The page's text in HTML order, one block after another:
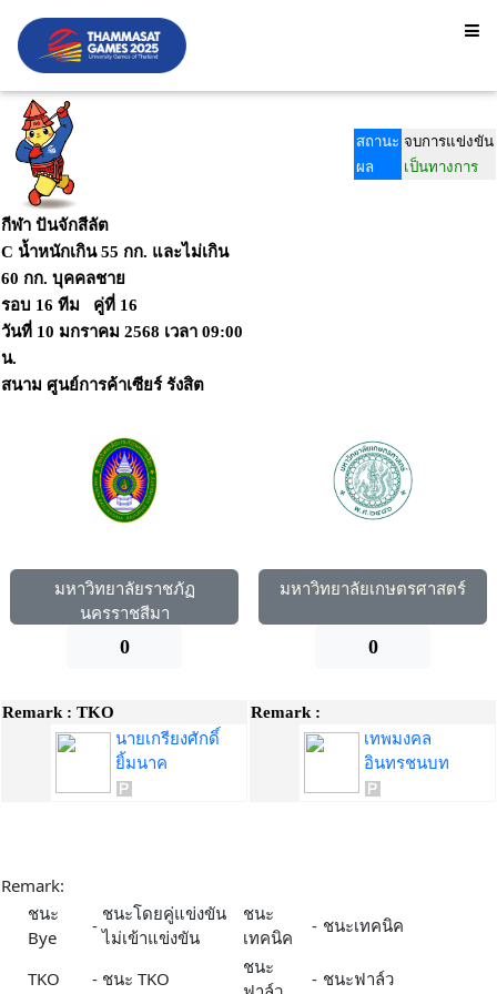
สถานะ จบการแข่งขัน
ผล
เป็นทางการ
กีฬา ปันจักสีลัต
C น้ำหนักเกิน 55 กก. และไม่เกิน
60 กก. บุคคลชาย
รอบ 16 ทีม คู่ที่ 16
วันที่ 10 มกราคม 2568 เวลา 09:00
น.
สนาม ศูนย์การค้าเซียร์ รังสิต
มหาวิทยาลัยราชภัฏ
นครราชสีมา
0
Remark : TKO
นายเกรียงศักดิ์
ยิ้มนาค
มหาวิทยาลัยเกษตรศาสตร์
0
Remark :
เทพมงคล
อินทรชนบท
Remark:
ชนะ
Bye
-
ชนะโดยคู่แข่งขัน
ไม่เข้าแข่งขัน
ชนะ
เทคนิค
- ชนะเทคนิค
TKO - ชนะ TKO
ชนะ
- ชนะฟาล์ว